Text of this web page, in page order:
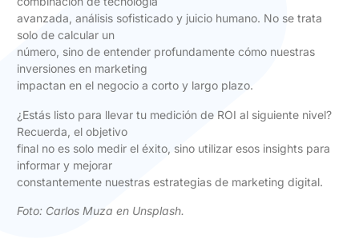
avanzada, análisis sofisticado y juicio humano. No se trata
solo de calcular un
número, sino de entender profundamente cómo nuestras
inversiones en marketing
impactan en el negocio a corto y largo plazo.
¿Estás listo para llevar tu medición de ROI al siguiente nivel?
Recuerda, el objetivo
final no es solo medir el éxito, sino utilizar esos insights para
informar y mejorar
constantemente nuestras estrategias de marketing digital.
Foto: Carlos Muza en Unsplash.